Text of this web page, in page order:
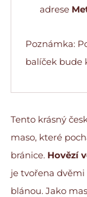
adrese
Poznámka:
balíček bude
Tento krásný
maso, které
bránice. Hovězí
je tvořena
blánou. Jako